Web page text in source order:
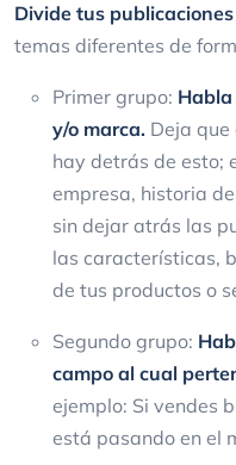
Divide tus
temas diferentes de
Primer grupo:
y/o marca. Deja que
hay detrás de esto;
empresa, historia
sin dejar atrás las
las características,
de tus productos o
Segundo grupo:
campo al cual
ejemplo: Si vendes
está pasando en el